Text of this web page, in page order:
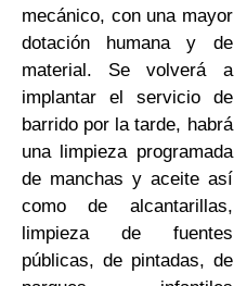
mecánico, con una mayor
dotación humana y de
material. Se volverá a
implantar el servicio de
barrido por la tarde, habrá
una limpieza programada
de manchas y aceite así
como de alcantarillas,
limpieza de fuentes
públicas, de pintadas, de